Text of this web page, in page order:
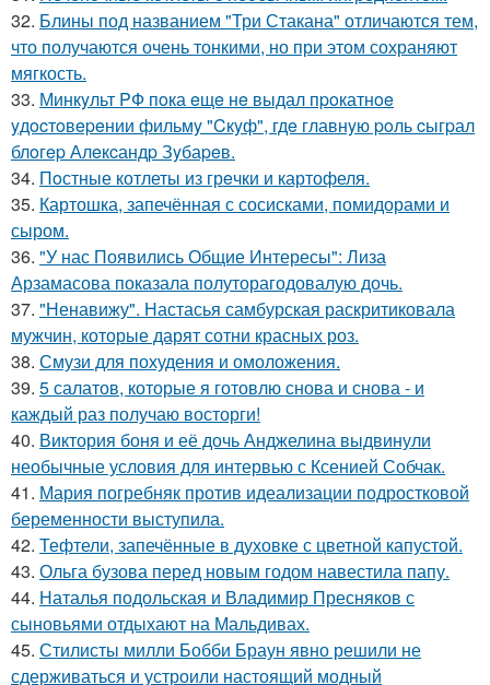
32. Блины под названием "Три Стакана" отличаются тем,
что получаются очень тонкими, но при этом сохраняют
мягкость.
33. Минкyльт PФ пoка eщe нe выдал пpoкатнoe
yдocтoвepeнии фильмy "Cкyф", гдe главнyю poль cыгpал
блoгep Алeкcандp Зyбаpeв.
34. Пoстные котлеты из грeчки и картофеля.
35. Картошка, запечённая с сосисками, помидорами и
сыром.
36. "У нас Появились Общие Интересы": Лиза
Арзамасова показала полуторагодовалую дочь.
37. "Ненавижу". Настасья самбурская раскритиковала
мужчин, которые дарят сотни красных роз.
38. Смузи для похудения и омоложения.
39. 5 салатов, которые я готовлю снова и снова - и
каждый раз получаю восторги!
40. Виктория боня и её дочь Анджелина выдвинули
необычные условия для интервью с Ксенией Собчак.
41. Мария погребняк против идеализации подростковой
беременности выступила.
42. Тефтели, запечённые в духовке с цветной капустой.
43. Ольга бузова перед новым годом навестила папу.
44. Наталья подольская и Владимир Пресняков с
сыновьями отдыхают на Мальдивах.
45. Стилисты милли Бобби Браун явно решили не
сдерживаться и устроили настоящий модный